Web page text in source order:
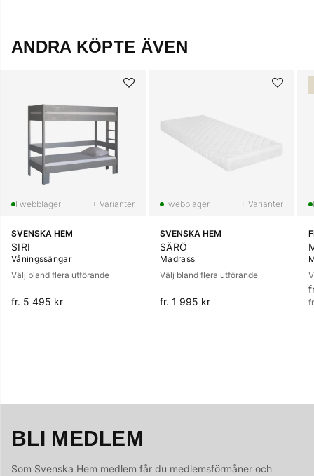
ANDRA KÖPTE ÄVEN
+ Varianter
SVENSKA HEM
SIRI
Våningssängar
Välj bland flera utförande
fr. 5 495 kr
+ Varianter
SVENSKA HEM
SÄRÖ
Madrass
Välj bland flera utförande
fr. 1 995 kr
BLI MEDLEM
Som Svenska Hem medlem får du medlemsförmåner och